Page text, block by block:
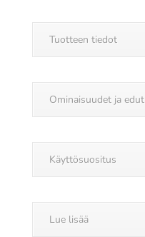
Tuotteen tiedot
Ominaisuudet ja edut
Käyttösuositus
Lue lisää